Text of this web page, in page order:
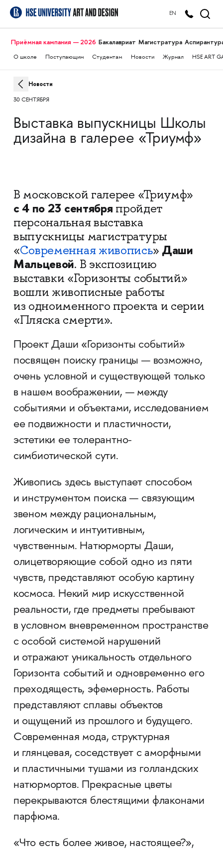
EN
Приёмная кампания — 2026 Бакалавриат Магистратура
О школе Поступающим Студентам Новости Журнал HSE ART
Новости
30 СЕНТЯБРЯ
Выставка выпускницы Школы
дизайна в галерее «Триумф»
В московской галерее «Триумф»
с 4 по 23 сентября пройдет
персональная выставка
выпускницы магистратуры
«Современная живопись» Даши
Мальцевой. В экспозицию
выставки «Горизонты событий»
вошли живописные работы
из одноименного проекта и серии
«Пляска смерти».
Проект Даши «Горизонты событий»
посвящен поиску границы — возможно,
очень условной и существующей только
в нашем воображении, — между
событиями и объектами, исследованием
ее подвижности и пластичности,
эстетики ее толерантно-
симбиотической сути.
Живопись здесь выступает способом
и инструментом поиска — связующим
звеном между рациональным,
логическим и интуитивным,
чувственным. Натюрморты Даши,
олицетворяющие собой одно из пяти
чувств, представляют особую картину
космоса. Некий мир искусственной
реальности, где предметы пребывают
в условном вневременном пространстве
с особой системой нарушений
и отражают уникальность отдельного
Горизонта событий и одновременно его
преходящесть, эфемерность. Работы
представляют сплавы объектов
и ощущений из прошлого и будущего.
Современная мода, структурная
и глянцевая, соседствует с аморфными
и пластичными тушами из голландских
натюрмортов. Прекрасные цветы
перекрываются блестящими флаконами
парфюма.
«Что есть более живое, настоящее?»,